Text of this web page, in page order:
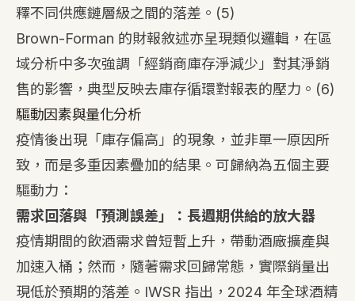
釋不同供應鏈層級之間的落差。 (5)
Brown-Forman 的財報敘述亦呈現類似邏輯，在區
域分析中多次強調「經銷商庫存淨減少」對其淨銷
售的影響，典型反映去庫存循環對報表的壓力。 (6)
驅動因素與量化分析
疫情後出現「庫存偏高」的現象，並非單一原因所
致，而是多重因素疊加的結果。可歸納為五個主要
驅動力：
需求回落與「預測誤差」：長週期供給的放大器
疫情期間的飲酒需求曾短暫上升，帶動酒廠擴產與
加速入桶；然而，隨著需求回歸常態，實際銷量出
現低於預期的落差。IWSR 指出，2024 年全球酒精